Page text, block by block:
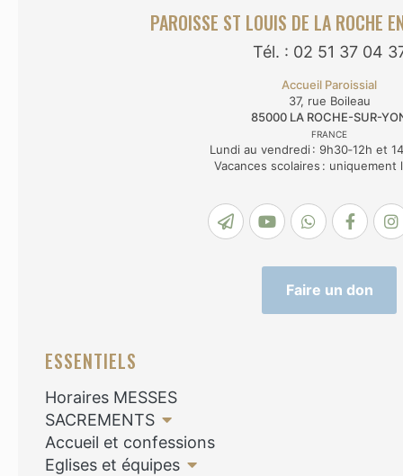
PAROISSE ST LOUIS DE LA ROCHE
Tél. : 02 51 37 04
Accueil Paroissial
37, rue Boileau
85000 LA ROCHE-SUR-
FRANCE
Lundi au vendredi : 9h30‑12h et
Vacances scolaires : uniquement
Faire un don
ESSENTIELS
Horaires MESSES
SACREMENTS
Accueil et confessions
Eglises et équipes